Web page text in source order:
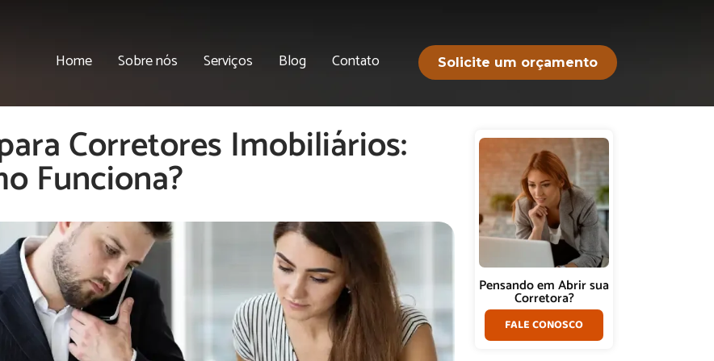
Home Sobre nós Serviços Blog Contato Solicite um orçamento
Corretores Imobiliários:
Funciona?
Pensando em Abrir sua
Corretora?
FALE CONOSCO